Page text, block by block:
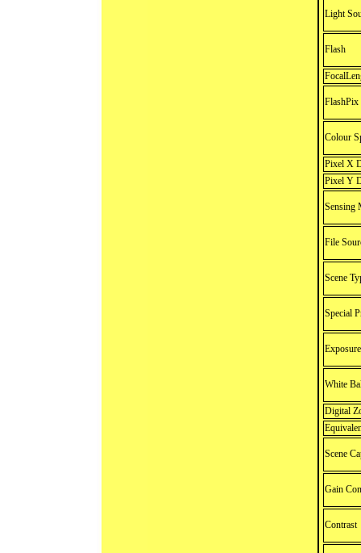
Light
Flash
FlashPix
Colour
Pixel X
Pixel Y
Sensing
File
Scene
Special
White
Digital
Scene
Gain
Contrast